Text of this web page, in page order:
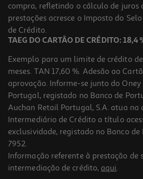
0.98 €/un
19,50 €
Suplemento Bio Ritmo 2x20 Ampolas Leve 2
compra, refletindo o cálculo de juros
prestações acresce o Imposto do
de Crédito.
TAEG DO CARTÃO DE CRÉDITO: 18,4
Exemplo para um limite de crédito
meses. TAN 17,60 %. Adesão ao
aprovação. Informe-se junto do
Portugal, registado no Banco de
Auchan Retail Portugal, S.A. atua na
Intermediário de Crédito a título
exclusividade, registado no Banco
7952.
Informação referente à prestação de
intermediação de crédito, aqui.